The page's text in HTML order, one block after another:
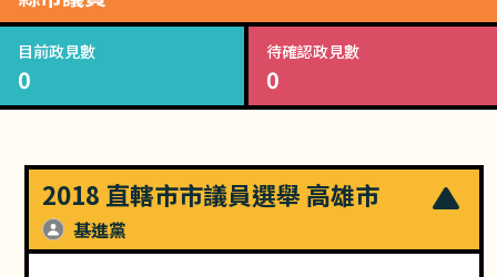
目前政見數
0
待確認政見數
0
2018 直轄市市議員選舉 高雄市
基進黨